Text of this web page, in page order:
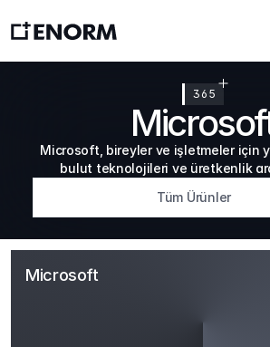
365
Microsoft, bireyler ve işletmeler için
bulut teknolojileri ve üretkenlik
Tüm Ürünler
Microsoft